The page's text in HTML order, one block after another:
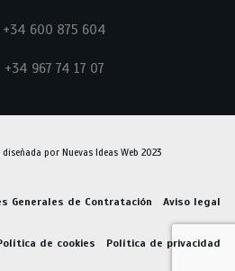
+34 600 875 604
+34 967 74 17 07
por Nuevas Ideas Web 2023
Generales de Contratación Aviso legal
de cookies Política de privacidad